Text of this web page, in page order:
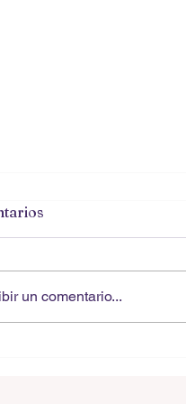
50 HITS EN INGLÉS
XXX XXX • XXX. - XXXX
6, 1992.
un comentario...